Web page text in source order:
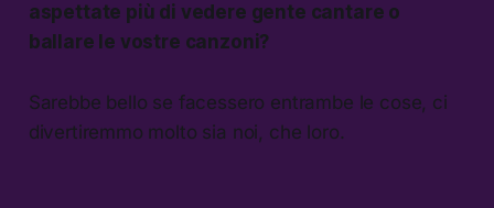
aspettate più di vedere gente cantare o
ballare le vostre canzoni?
Sarebbe bello se facessero entrambe le cose, ci
divertiremmo molto sia noi, che loro.